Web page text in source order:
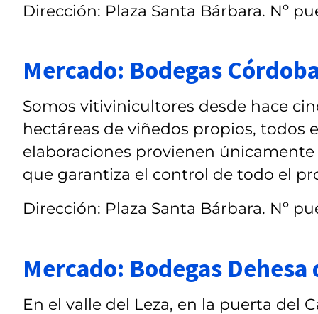
Dirección: Plaza Santa Bárbara. Nº
Mercado: Bodegas
Somos vitivinicultores desde hace
hectáreas de viñedos propios, todos
elaboraciones provienen
que garantiza el control de todo el
Dirección: Plaza Santa Bárbara. Nº
Mercado: Bodegas Dehesa
En el valle del Leza, en la puerta del